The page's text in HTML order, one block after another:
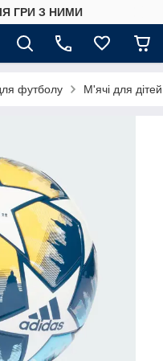
ГРИ З НИМИ
футболу М'ячі для